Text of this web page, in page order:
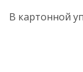
В картонной